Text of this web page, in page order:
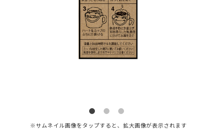
※サムネイル画像をタップすると、拡大画像が表示されます